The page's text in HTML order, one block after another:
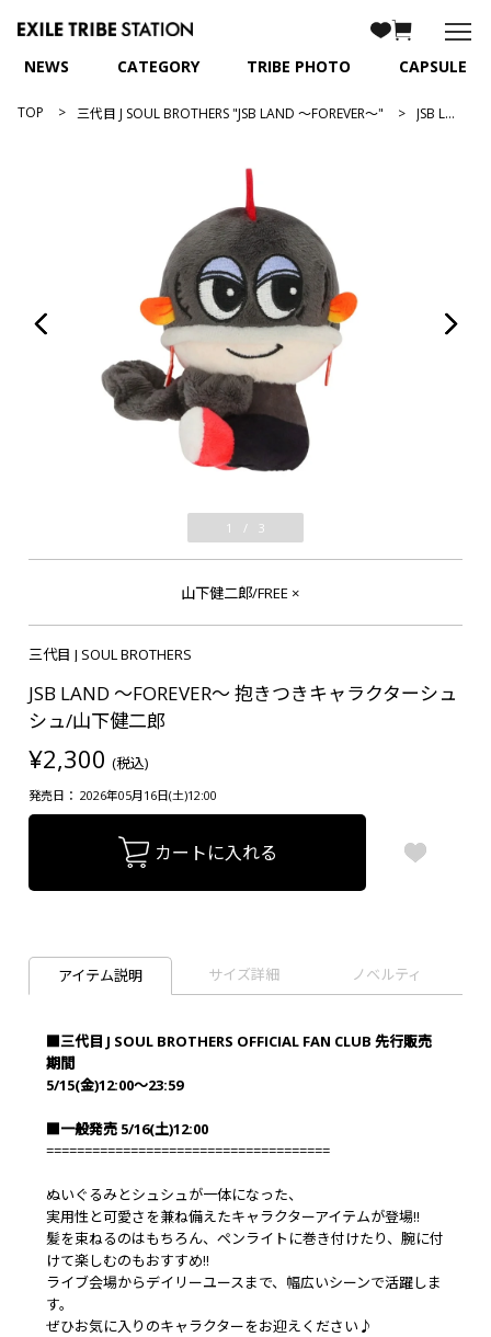
NEWS CATEGORY TRIBE PHOTO CAPSULE
TOP 三代目 J SOUL BROTHERS "JSB LAND ～FOREVER～" JSB LAND ～FOREVER～ 抱きつきキャラクターシュシュ/山下健二郎
1 / 3
山下健二郎/FREE ×
三代目 J SOUL BROTHERS
JSB LAND ～FOREVER～ 抱きつきキャラクターシュ
シュ/山下健二郎
¥2,300 (税込)
発売日： 2026年05月16日(土)12:00
カートに入れる
アイテム説明 サイズ詳細 ノベルティ
■三代目 J SOUL BROTHERS OFFICIAL FAN CLUB 先行販売
期間
5/15(金)12:00～23:59
■一般発売 5/16(土)12:00
=====================================
ぬいぐるみとシュシュが一体になった、
実用性と可愛さを兼ね備えたキャラクターアイテムが登場!!
髪を束ねるのはもちろん、ペンライトに巻き付けたり、腕に付
けて楽しむのもおすすめ!!
ライブ会場からデイリーユースまで、幅広いシーンで活躍しま
す。
ぜひお気に入りのキャラクターをお迎えください♪